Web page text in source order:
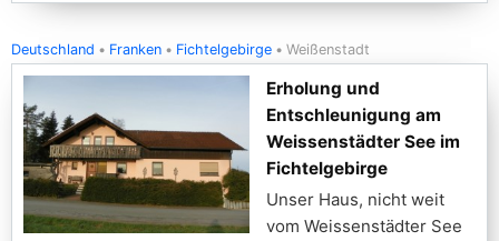
Deutschland Franken Fichtelgebirge Weißenstadt
Erholung und
Entschleunigung am
Weissenstädter See im
Fichtelgebirge
Unser Haus, nicht weit
vom Weissenstädter See